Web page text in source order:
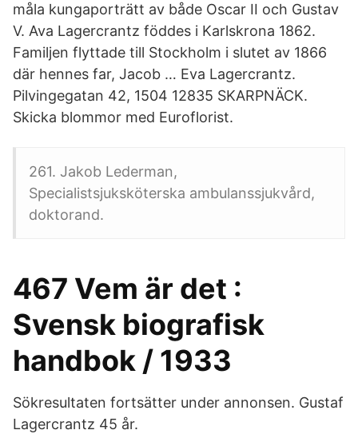
måla kungaporträtt av både Oscar II och Gustav
V. Ava Lagercrantz föddes i Karlskrona 1862.
Familjen flyttade till Stockholm i slutet av 1866
där hennes far, Jacob … Eva Lagercrantz.
Pilvingegatan 42, 1504 12835 SKARPNÄCK.
Skicka blommor med Euroflorist.
261. Jakob Lederman,
Specialistsjuksköterska ambulanssjukvård,
doktorand.
467 Vem är det :
Svensk biografisk
handbok / 1933
Sökresultaten fortsätter under annonsen. Gustaf
Lagercrantz 45 år.